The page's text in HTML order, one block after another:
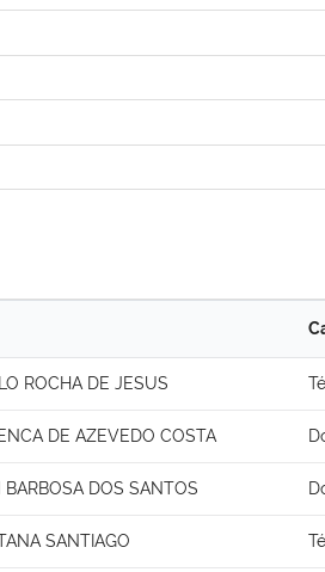
ROCHA DE JESUS
DE AZEVEDO COSTA
DOS SANTOS
SANTIAGO